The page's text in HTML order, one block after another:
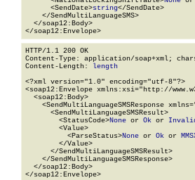
      <SendDate>
string</SendDate>
    </SendMultiLanguageSMS>
  </soap12:Body>
</soap12:Envelope>
HTTP/1.1 200 OK
Content-Type: application/soap+xml;
Content-Length: length
<?xml version="1.0" encoding="utf-8"?>
<soap12:Envelope xmlns:xsi="http://
  <soap12:Body>
<SendMultiLanguageSMSResponse
      <SendMultiLanguageSMSResult>
        <StatusCode>
None or Ok or
        <Value>
          <ParseStatus>
None or Ok or
        </Value>
      </SendMultiLanguageSMSResult>
    </SendMultiLanguageSMSResponse>
  </soap12:Body>
</soap12:Envelope>